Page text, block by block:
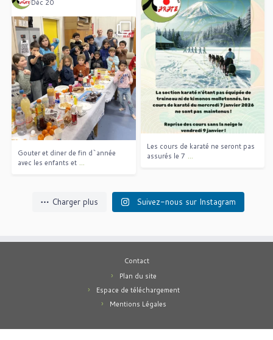
Les cours de karaté ne seront pas
assurés le 7
...
Les cours de karaté ne seront pas
assurés le 7 ...
Déc 20
Gouter et diner de fin d`année
avec les enfants et
...
Gouter et diner de fin d`année
avec les enfants et ...
Charger plus Suivez-nous sur Instagram
Contact
Plan du site
Espace de téléchargement
Mentions Légales